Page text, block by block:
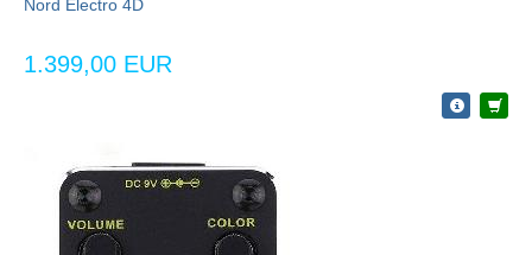
Nord Electro 4D
1.399,00 EUR